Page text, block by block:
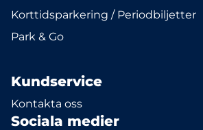
Korttidsparkering / Periodbiljetter
Park & Go
Kundservice
Kontakta oss
Sociala medier